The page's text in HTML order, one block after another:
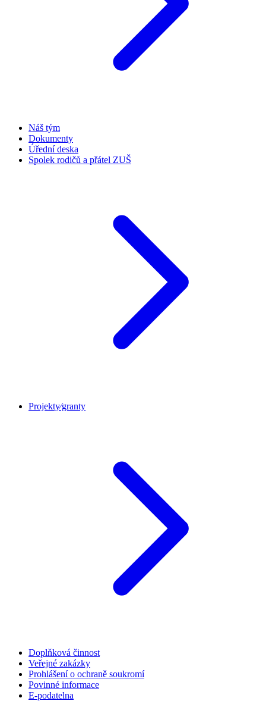
Náš tým
Dokumenty
Úřední deska
Spolek rodičů a přátel ZUŠ
Projekty⁄granty
Doplňková činnost
Veřejné zakázky
Prohlášení o ochraně soukromí
Povinné informace
E-podatelna